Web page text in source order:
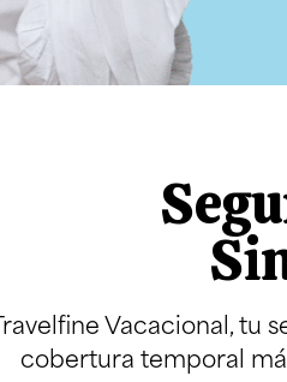
Travelfine Vacacional, tu
cobertura temporal